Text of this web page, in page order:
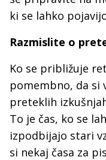
ki se lahko
Razmislite o
Ko se približuje
pomembno, da si
preteklih
To je čas, ko se
izpodbijajo stari
si nekaj časa za